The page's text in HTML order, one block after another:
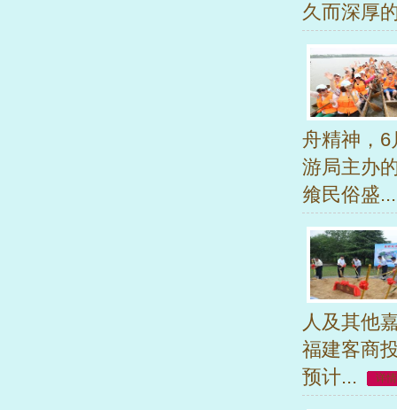
久而深厚
舟精神，6
游局主办
飨民俗盛
人及其他
福建客商
预计...
详